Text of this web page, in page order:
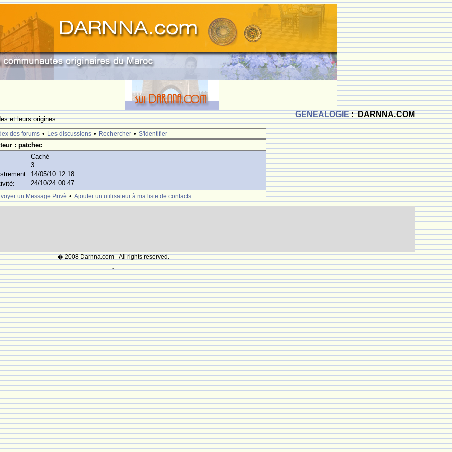
GENEALOGIE: DARNNA.COM
et leurs origines.
des forums • Les discussions • Rechercher • S'identifier
: patchec
Cachè
3
14/05/10 12:18
24/10/24 00:47
un Message Privè • Ajouter un utilisateur à ma liste de contacts
� 2008 Darnna.com - All rights reserved.
'